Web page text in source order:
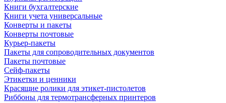
Книги бухгалтерские
Книги учета универсальные
Конверты и пакеты
Конверты почтовые
Курьер-пакеты
Пакеты для сопроводительных документов
Пакеты почтовые
Сейф-пакеты
Этикетки и ценники
Красящие ролики для этикет-пистолетов
Риббоны для термотрансферных принтеров